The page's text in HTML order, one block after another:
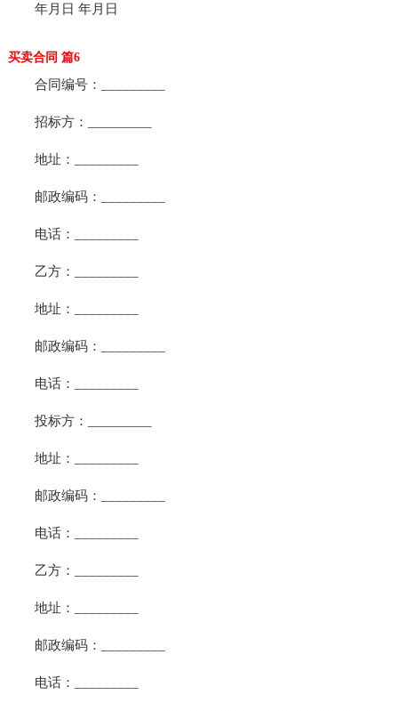
年月日 年月日
买卖合同 篇6
合同编号：_________
招标方：_________
地址：_________
邮政编码：_________
电话：_________
乙方：_________
地址：_________
邮政编码：_________
电话：_________
投标方：_________
地址：_________
邮政编码：_________
电话：_________
乙方：_________
地址：_________
邮政编码：_________
电话：_________